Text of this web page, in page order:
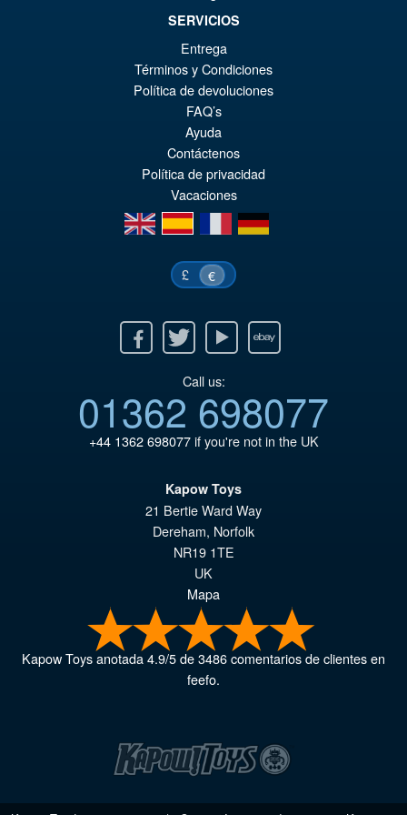
VORBESTELLUNGEN
SERVICIOS
Entrega
Términos y Condiciones
Política de devoluciones
FAQ’s
Ayuda
Contáctenos
Política de privacidad
Vacaciones
en
es fr de
£ €
Twitter Youtube Ebay
Call us:
01362 698077
+44 1362 698077if you're not in the UK
Kapow Toys
21 Bertie Ward Way
Dereham, Norfolk
NR19 1TE
UK
Mapa
Kapow Toysanotada4.9/5de3486comentarios de clientes en
feefo.